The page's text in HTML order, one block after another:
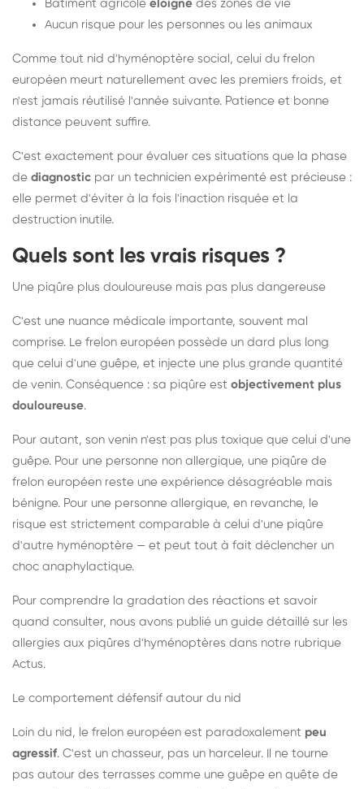
Bâtiment agricole éloigné des zones de vie
Aucun risque pour les personnes ou les animaux
Comme tout nid d'hyménoptère social, celui du frelon
européen meurt naturellement avec les premiers froids, et
n'est jamais réutilisé l'année suivante. Patience et bonne
distance peuvent suffire.
C'est exactement pour évaluer ces situations que la phase
de diagnostic par un technicien expérimenté est précieuse :
elle permet d'éviter à la fois l'inaction risquée et la
destruction inutile.
Quels sont les vrais risques ?
Une piqûre plus douloureuse mais pas plus dangereuse
C'est une nuance médicale importante, souvent mal
comprise. Le frelon européen possède un dard plus long
que celui d'une guêpe, et injecte une plus grande quantité
de venin. Conséquence : sa piqûre est objectivement plus
douloureuse.
Pour autant, son venin n'est pas plus toxique que celui d'une
guêpe. Pour une personne non allergique, une piqûre de
frelon européen reste une expérience désagréable mais
bénigne. Pour une personne allergique, en revanche, le
risque est strictement comparable à celui d'une piqûre
d'autre hyménoptère — et peut tout à fait déclencher un
choc anaphylactique.
Pour comprendre la gradation des réactions et savoir
quand consulter, nous avons publié un guide détaillé sur les
allergies aux piqûres d'hyménoptères dans notre rubrique
Actus.
Le comportement défensif autour du nid
Loin du nid, le frelon européen est paradoxalement peu
agressif. C'est un chasseur, pas un harceleur. Il ne tourne
pas autour des terrasses comme une guêpe en quête de